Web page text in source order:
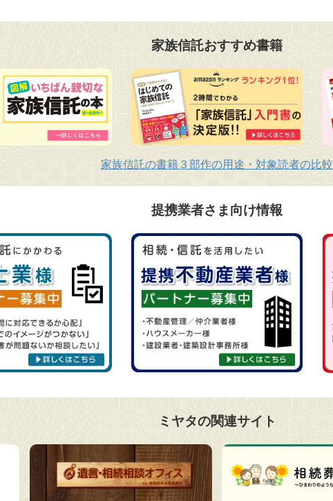
家族信託おすすめ書籍
家族信託の書籍３部作の用途・対象読者の比較
提携業者さま向け情報
ミヤタの関連サイト